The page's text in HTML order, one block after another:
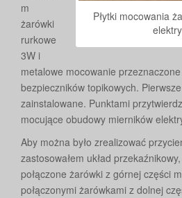
Płytki mocowania
m
żarówki
rurkowe
3W i
metalowe mocowanie
bezpieczników topikowych. Pierwsze
zainstalowane. Punktami
mocujące obudowy mierników
Aby można było zrealizować
zastosowałem układ
połączone żarówki z górnej części
połączonymi żarówkami z dolnej